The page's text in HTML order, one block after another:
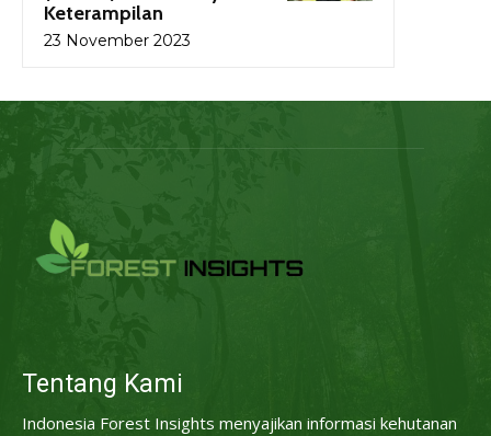
Keterampilan
23 November 2023
Tentang Kami
Indonesia Forest Insights menyajikan informasi kehutanan